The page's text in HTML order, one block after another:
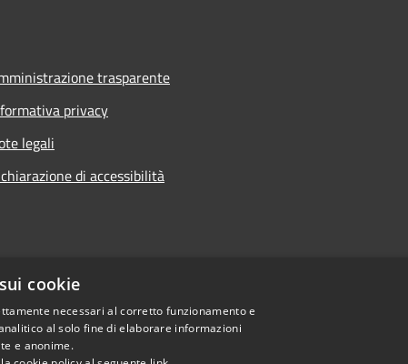
trasparente
privacy
legali
di accessibilità
cookie
necessari al corretto funzionamento e
al solo fine di elaborare informazioni
e anonime.